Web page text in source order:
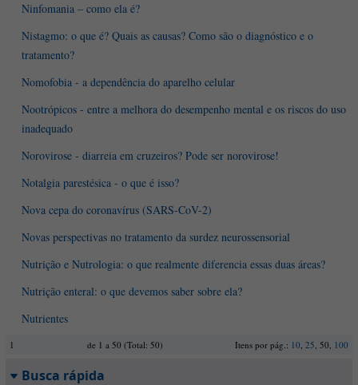
Ninfomania – como ela é?
Nistagmo: o que é? Quais as causas? Como são o diagnóstico e o
tratamento?
Nomofobia - a dependência do aparelho celular
Nootrópicos - entre a melhora do desempenho mental e os riscos do uso
inadequado
Norovirose - diarreia em cruzeiros? Pode ser norovirose!
Notalgia parestésica - o que é isso?
Nova cepa do coronavírus (SARS-CoV-2)
Novas perspectivas no tratamento da surdez neurossensorial
Nutrição e Nutrologia: o que realmente diferencia essas duas áreas?
Nutrição enteral: o que devemos saber sobre ela?
Nutrientes
Itens por pág.: 10, 25, 50, 100
1 de 1 a 50 (Total: 50)
Busca rápida